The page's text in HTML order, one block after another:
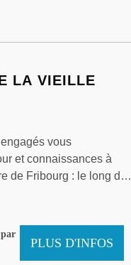
LA VIEILLE
vous
et connaissances à
de Fribourg : le long des
l'impressionnante
moderne de Fribourg
lors de notre visite
par
PLUS D'INFOS